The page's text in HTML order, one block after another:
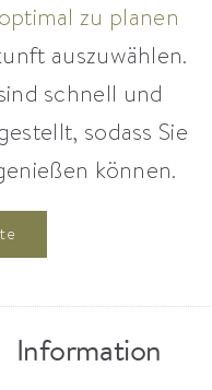
zu planen
auszuwählen.
schnell und
sodass Sie
können.
Information